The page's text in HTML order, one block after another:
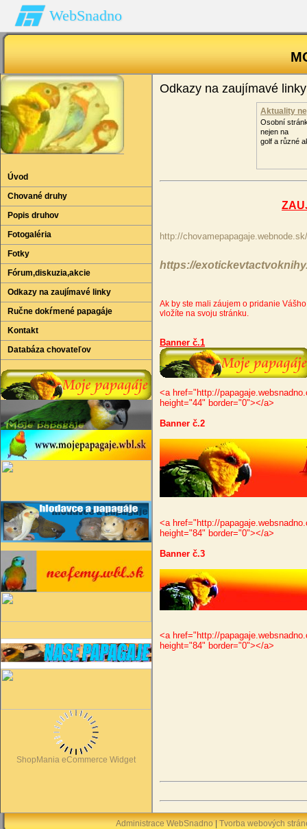
WebSnadno
Úvod
Chované druhy
Popis druhov
Fotogaléria
Fotky
Fórum‚diskuzia‚akcie
Odkazy na zaujímavé linky
Ručne dokŕmené papagáje
Kontakt
Databáza chovateľov
ShopMania eCommerce Widget
Odkazy na zaujímavé linky
Aktuality
Osobní
nejen na
golf a různé
http://chovamepapagaje.webnode.sk/
https://
Ak by ste mali záujem o pridanie
vložíte na svoju stránku.
Banner č.1
<a href="http://
height="44" border="0"></a>
Banner č.2
<a href="http://
height="84" border="0"></a>
Banner č.3
<a href="http://
height="84" border="0"></a>
Administrace WebSnadno Tvorba webových